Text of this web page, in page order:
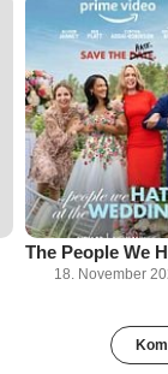
18. November